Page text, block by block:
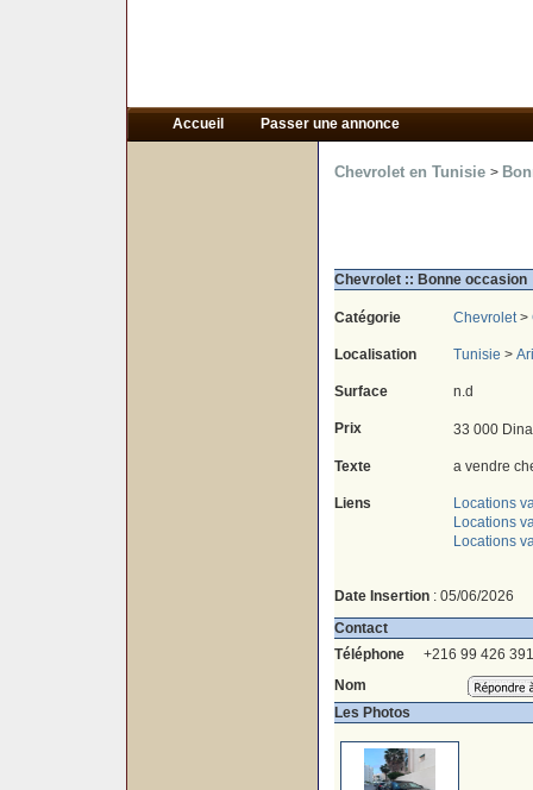
Accueil Passer une annonce
Chevrolet en Tunisie >
Chevrolet :: Bonne occasion
Catégorie Chevrolet>
Localisation Tunisie >
Surface n.d
Prix 33 000
Texte a vendre
Liens
Locations
Locations
Locations
Date Insertion: 05/06/2026
Contact
Téléphone
+216 99 426 391
Nom
Les Photos